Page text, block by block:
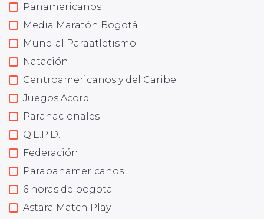
Panamericanos
Media Maratón Bogotá
Mundial Paraatletismo
Natación
Centroamericanos y del Caribe
Juegos Acord
Paranacionales
Q.E.P.D.
Federación
Parapanamericanos
6 horas de bogota
Astara Match Play